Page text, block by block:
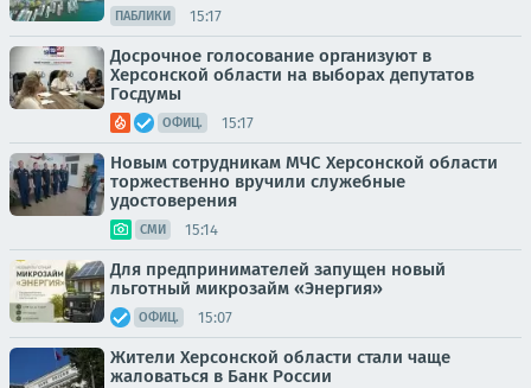
ПАБЛИКИ 15:17
Досрочное голосование организуют в
Херсонской области на выборах депутатов
Госдумы
ОФИЦ. 15:17
Новым сотрудникам МЧС Херсонской области
торжественно вручили служебные
удостоверения
СМИ 15:14
Для предпринимателей запущен новый
льготный микрозайм «Энергия»
ОФИЦ. 15:07
Жители Херсонской области стали чаще
жаловаться в Банк России